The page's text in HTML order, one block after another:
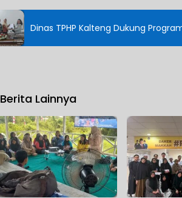
Dinas TPHP Kalteng Dukung
Berita Lainnya